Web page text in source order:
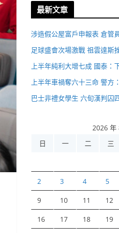
最新文章
涉造假公屋富戶申報表 倉管
足球盛會次場激戰 祖雲達斯
上半年純利大增七成 國泰：
上半年車禍奪六十三命 警方
巴士非禮女學生 六旬漢判囚
2026 年
日
一 二 三
2 3 4 5
9 10 11 12
16 17 18 19